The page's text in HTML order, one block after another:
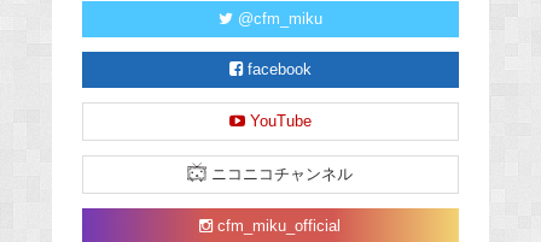
@cfm_miku
facebook
YouTube
ニコニコチャンネル
cfm_miku_official